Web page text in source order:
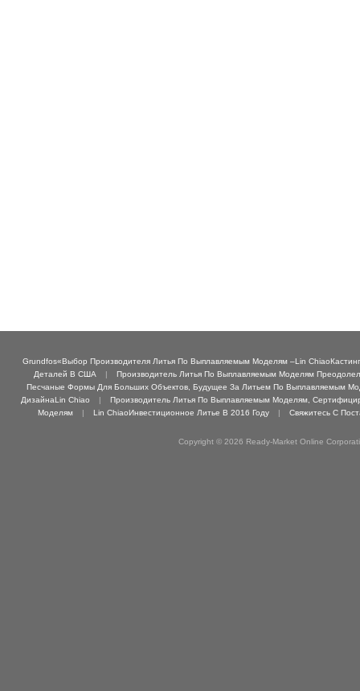
Grundfos«Выбор Производителя Литья По Выплавляемым Моделям –Lin
Деталей В США
|
Производитель Литья По Выплавляемым Моделям
Песчаные Формы Для Больших Объектов, Будущее За Литьем По Выплавляемым
ДизайнаLin Chiao
|
Производитель Литья По Выплавляемым Моделям,
Моделям
| Lin ChiaoИнвестиционное Литье В 2016 Году | Свяжитесь С
Copyright © 2026 Ready-Market Online